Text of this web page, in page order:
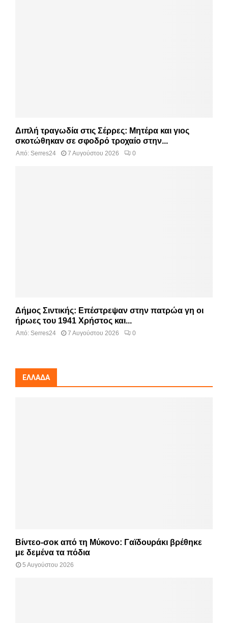
Διπλή τραγωδία στις Σέρρες: Μητέρα και γιος
σκοτώθηκαν σε σφοδρό τροχαίο στην...
Από: Serres24 7 Αυγούστου 2026 0
Δήμος Σιντικής: Επέστρεψαν στην πατρώα γη οι
ήρωες του 1941 Χρήστος και...
Από: Serres24 7 Αυγούστου 2026 0
ΕΛΛΆΔΑ
Βίντεο-σοκ από τη Μύκονο: Γαϊδουράκι βρέθηκε
με δεμένα τα πόδια
5 Αυγούστου 2026